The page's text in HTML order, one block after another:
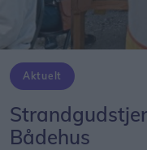
Aktuelt
Bådehus